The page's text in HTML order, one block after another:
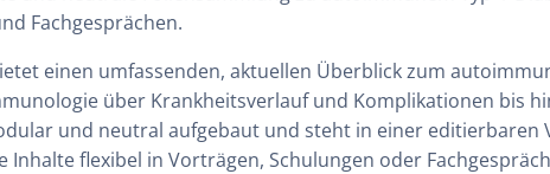
Fachgesprächen.
einen umfassenden, aktuellen Überblick zum
über Krankheitsverlauf und Komplikationen bis
und neutral aufgebaut und steht in einer editierbaren
Inhalte flexibel in Vorträgen, Schulungen oder